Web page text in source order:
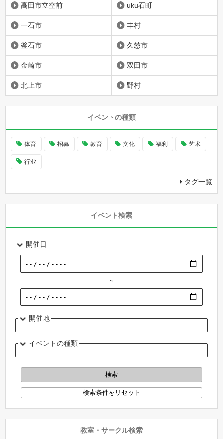
高田市立空前 uku石町
一石市 丰村
釜石市 久慈市
金崎市 双田市
北上市 野村
イベントの種類
体育 招募 教育 文化 福利 艺术
行业
タグ一覧
イベント検索
開催日
～
開催地
イベントの種類
教室・サークル検索